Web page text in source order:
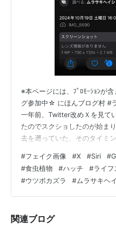
※本ページには、ﾌﾟﾛﾓｰｼｮﾝが
グ参加中☆ にほんブログ村 #
一年前、Twitter改めＸを見て
たのでスクショしたのが始ま
去を遡っていた、そのタイミ
か、疑問であるし、それなら
るのもどうか？とも迷った。
ている、SiriとGoogleレンズ対
興味深かったので、投稿する
#フェイク画像 #X #Siri #
#食虫植物 #ハッチ #ライ
#ウツボカズラ #ムラサキヘ
関連ブログ